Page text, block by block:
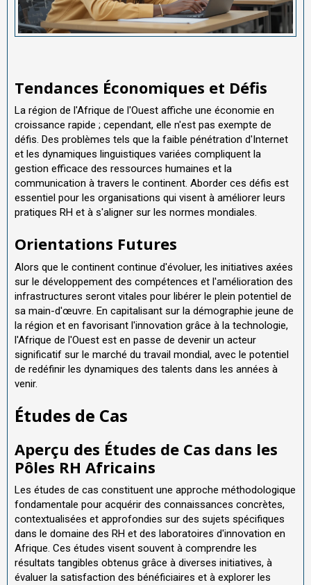
Tendances Économiques et Défis
La région de l'Afrique de l'Ouest affiche une économie en
croissance rapide ; cependant, elle n'est pas exempte de
défis. Des problèmes tels que la faible pénétration d'Internet
et les dynamiques linguistiques variées compliquent la
gestion efficace des ressources humaines et la
communication à travers le continent. Aborder ces défis est
essentiel pour les organisations qui visent à améliorer leurs
pratiques RH et à s'aligner sur les normes mondiales.
Orientations Futures
Alors que le continent continue d'évoluer, les initiatives axées
sur le développement des compétences et l'amélioration des
infrastructures seront vitales pour libérer le plein potentiel de
sa main-d'œuvre. En capitalisant sur la démographie jeune de
la région et en favorisant l'innovation grâce à la technologie,
l'Afrique de l'Ouest est en passe de devenir un acteur
significatif sur le marché du travail mondial, avec le potentiel
de redéfinir les dynamiques des talents dans les années à
venir.
Études de Cas
Aperçu des Études de Cas dans les
Pôles RH Africains
Les études de cas constituent une approche méthodologique
fondamentale pour acquérir des connaissances concrètes,
contextualisées et approfondies sur des sujets spécifiques
dans le domaine des RH et des laboratoires d'innovation en
Afrique. Ces études visent souvent à comprendre les
résultats tangibles obtenus grâce à diverses initiatives, à
évaluer la satisfaction des bénéficiaires et à explorer les